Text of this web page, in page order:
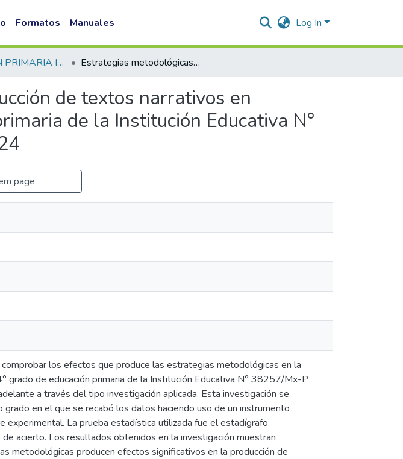
Formatos Manuales Log In
EDUCACIÓN PRIMARIA INTERCULTURAL BILINGUE PPD Estrategias metodológicas para la producción de textos narrativos en estudiantes del 4° grado de educación primaria de la Institución Educativa N° 38257/Mx-P “San Ramón”. Huanta -2024
de textos narrativos en
de la Institución Educativa N°
page
los efectos que produce las estrategias metodológicas en la
grado de educación primaria de la Institución Educativa N° 38257/Mx-P
a través del tipo investigación aplicada. Esta investigación se
en el que se recabó los datos haciendo uso de un instrumento
experimental. La prueba estadística utilizada fue el estadígrafo
acierto. Los resultados obtenidos en la investigación muestran
metodológicas producen efectos significativos en la producción de